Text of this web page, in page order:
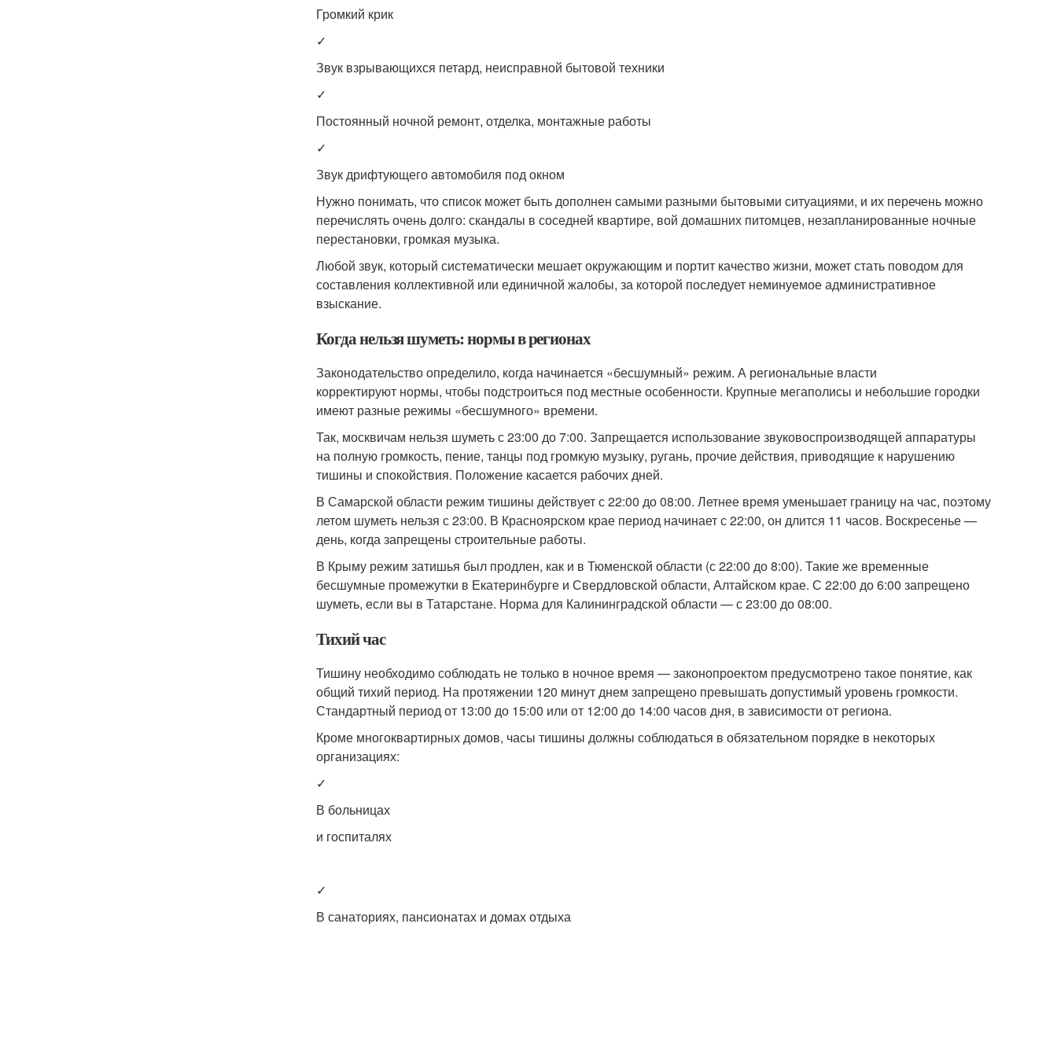
Громкий крик
✓
Звук взрывающихся петард, неисправной бытовой техники
✓
Постоянный ночной ремонт, отделка, монтажные работы
✓
Звук дрифтующего автомобиля под окном
Нужно понимать, что список может быть дополнен самыми разными бытовыми ситуациями, и их перечень можно
перечислять очень долго: скандалы в соседней квартире, вой домашних питомцев, незапланированные ночные
перестановки, громкая музыка.
Любой звук, который систематически мешает окружающим и портит качество жизни, может стать поводом для
составления коллективной или единичной жалобы, за которой последует неминуемое административное
взыскание.
Когда нельзя шуметь: нормы в регионах
Законодательство определило, когда начинается «бесшумный» режим. А региональные власти
корректируют нормы, чтобы подстроиться под местные особенности. Крупные мегаполисы и небольшие городки
имеют разные режимы «бесшумного» времени.
Так, москвичам нельзя шуметь с 23:00 до 7:00. Запрещается использование звуковоспроизводящей аппаратуры
на полную громкость, пение, танцы под громкую музыку, ругань, прочие действия, приводящие к нарушению
тишины и спокойствия. Положение касается рабочих дней.
В Самарской области режим тишины действует с 22:00 до 08:00. Летнее время уменьшает границу на час, поэтому
летом шуметь нельзя с 23:00. В Красноярском крае период начинает с 22:00, он длится 11 часов. Воскресенье —
день, когда запрещены строительные работы.
В Крыму режим затишья был продлен, как и в Тюменской области (с 22:00 до 8:00). Такие же временные
бесшумные промежутки в Екатеринбурге и Свердловской области, Алтайском крае. С 22:00 до 6:00 запрещено
шуметь, если вы в Татарстане. Норма для Калининградской области — с 23:00 до 08:00.
Тихий час
Тишину необходимо соблюдать не только в ночное время — законопроектом предусмотрено такое понятие, как
общий тихий период. На протяжении 120 минут днем запрещено превышать допустимый уровень громкости.
Стандартный период от 13:00 до 15:00 или от 12:00 до 14:00 часов дня, в зависимости от региона.
Кроме многоквартирных домов, часы тишины должны соблюдаться в обязательном порядке в некоторых
организациях:
✓
В больницах
и госпиталях
✓
В санаториях, пансионатах и домах отдыха